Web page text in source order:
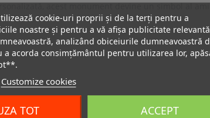
cookie-uri proprii și de la terți pentru a
noastre și pentru a vă afișa publicitate relevantă
analizând obiceiurile dumneavoastră
a acorda consimțământul pentru utilizarea lor,
Customize cookies
TOT ACCEPT
acest monument devine un simbol al